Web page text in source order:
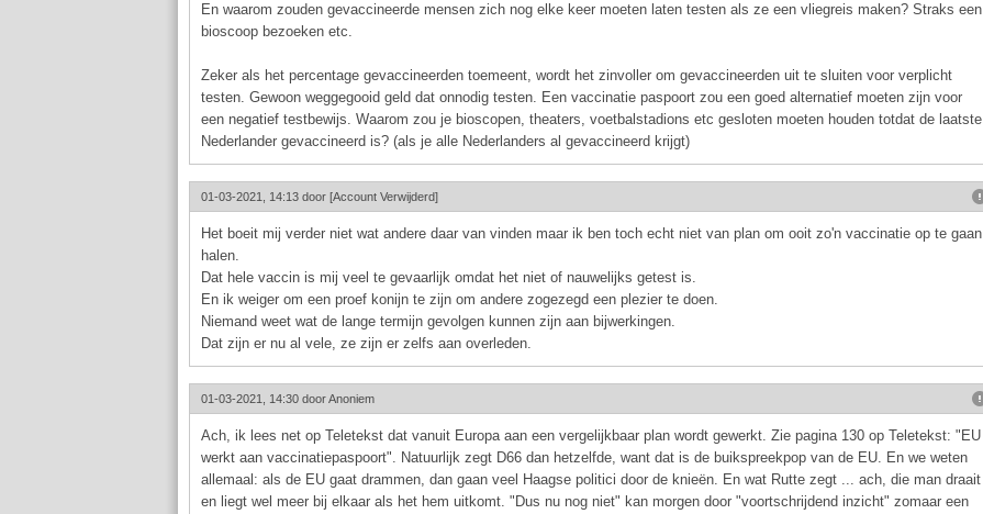
En waarom zouden gevaccineerde mensen zich nog elke keer moeten laten testen als ze een vliegreis maken? Straks een
bioscoop bezoeken etc.
Zeker als het percentage gevaccineerden toemeent, wordt het zinvoller om gevaccineerden uit te sluiten voor verplicht
testen. Gewoon weggegooid geld dat onnodig testen. Een vaccinatie paspoort zou een goed alternatief moeten zijn voor
een negatief testbewijs. Waarom zou je bioscopen, theaters, voetbalstadions etc gesloten moeten houden totdat de laatste
Nederlander gevaccineerd is? (als je alle Nederlanders al gevaccineerd krijgt)
01-03-2021, 14:13 door [Account Verwijderd]
Het boeit mij verder niet wat andere daar van vinden maar ik ben toch echt niet van plan om ooit zo'n vaccinatie op te gaan
halen.
Dat hele vaccin is mij veel te gevaarlijk omdat het niet of nauwelijks getest is.
En ik weiger om een proef konijn te zijn om andere zogezegd een plezier te doen.
Niemand weet wat de lange termijn gevolgen kunnen zijn aan bijwerkingen.
Dat zijn er nu al vele, ze zijn er zelfs aan overleden.
01-03-2021, 14:30 doorAnoniem
Ach, ik lees net op Teletekst dat vanuit Europa aan een vergelijkbaar plan wordt gewerkt. Zie pagina 130 op Teletekst: "EU
werkt aan vaccinatiepaspoort". Natuurlijk zegt D66 dan hetzelfde, want dat is de buikspreekpop van de EU. En we weten
allemaal: als de EU gaat drammen, dan gaan veel Haagse politici door de knieën. En wat Rutte zegt ... ach, die man draait
en liegt wel meer bij elkaar als het hem uitkomt. "Dus nu nog niet" kan morgen door "voortschrijdend inzicht" zomaar een